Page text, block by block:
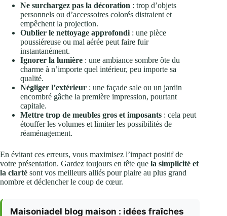
Ne surchargez pas la décoration : trop d’objets
personnels ou d’accessoires colorés distraient et
empêchent la projection.
Oublier le nettoyage approfondi : une pièce
poussiéreuse ou mal aérée peut faire fuir
instantanément.
Ignorer la lumière : une ambiance sombre ôte du
charme à n’importe quel intérieur, peu importe sa
qualité.
Négliger l’extérieur : une façade sale ou un jardin
encombré gâche la première impression, pourtant
capitale.
Mettre trop de meubles gros et imposants : cela peut
étouffer les volumes et limiter les possibilités de
réaménagement.
En évitant ces erreurs, vous maximisez l’impact positif de
votre présentation. Gardez toujours en tête que la simplicité et
la clarté sont vos meilleurs alliés pour plaire au plus grand
nombre et déclencher le coup de cœur.
Maisoniadel blog maison : idées fraîches